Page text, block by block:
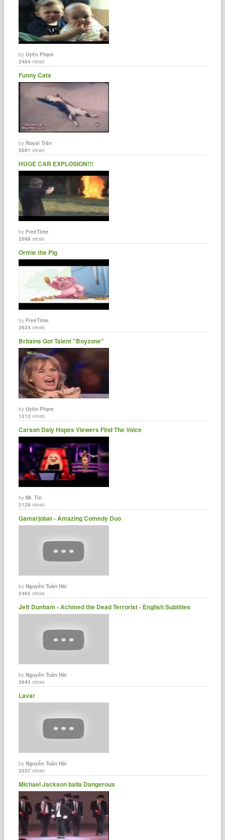
byUyên Phạm
2484 views
Funny Cats
by Royal Trần
2081 views
HUGE CAR EXPLOSION!!!
byFreeTime
2088 views
Ormie the Pig
byFreeTime
2624 views
Britains Got Talent "Boyzone"
byUyên Phạm
1212 views
Carson Daly Hopes Viewers Find The Voice
byMr. Tin
2129 views
Gamarjobat - Amazing Comedy Duo
byNguyễn Tuấn Hải
2462 views
Jeff Dunham - Achmed the Dead Terrorist - English Subtitles
byNguyễn Tuấn Hải
2643 views
Lavar
byNguyễn Tuấn Hải
2337 views
Michael Jackson balla Dangerous